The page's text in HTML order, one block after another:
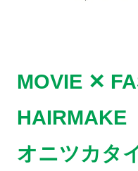
MOVIE ✕
HAIRMAKE
オニツカタ